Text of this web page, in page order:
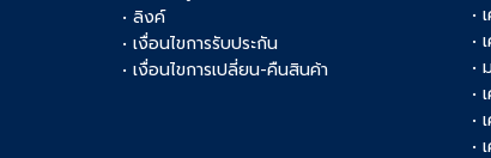
• ลิงค์
• เงื่อนไขการรับประกัน
• เงื่อนไขการเปลี่ยน-คืนสินค้า
•
•
•
•
•
•